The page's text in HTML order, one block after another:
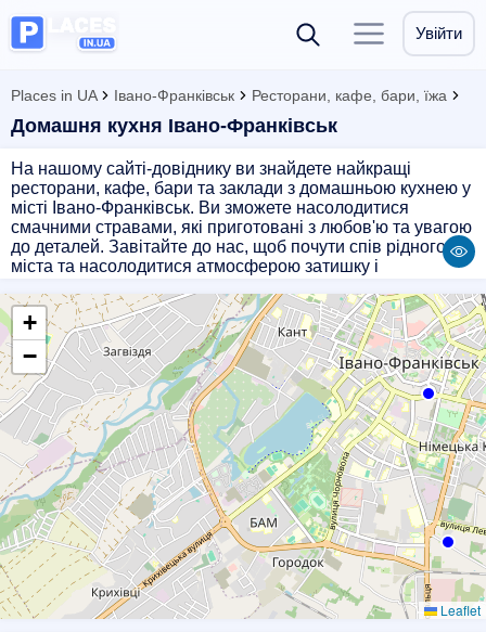
Увійти
Places in UA Івано-Франківськ Ресторани, кафе, бари, їжа
Домашня кухня Івано-Франківськ
На нашому сайті-довіднику ви знайдете найкращі
ресторани, кафе, бари та заклади з домашньою кухнею у
місті Івано-Франківськ. Ви зможете насолодитися
смачними стравами, які приготовані з любов'ю та увагою
до деталей. Завітайте до нас, щоб почути спів рідного
міста та насолодитися атмосферою затишку і
страви, що відповідають різним смакам і уподобанням.
Приходьте до нас з друзями або родиною, та
насолоджуйтеся чудовим обслуговуванням та смачними
стравами!
+
−
Leaflet